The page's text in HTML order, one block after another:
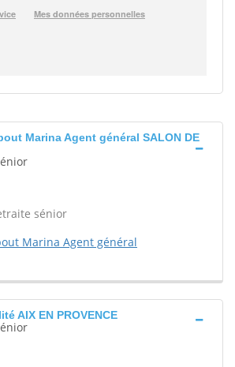
Marina Agent général SALON DE
sénior
Marina Agent général
AIX EN PROVENCE